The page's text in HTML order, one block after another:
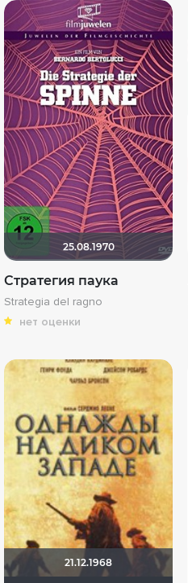
25.08.1970
Стратегия паука
Strategia del ragno
нет оценки
21.12.1968